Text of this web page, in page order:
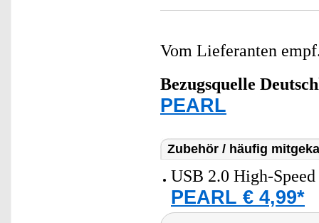
Vom Lieferanten
Bezugsquelle
PEARL
Zubehör / häufig
USB 2.0 High-
PEARL € 4,99*